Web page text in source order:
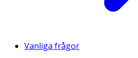
Vanliga frågor